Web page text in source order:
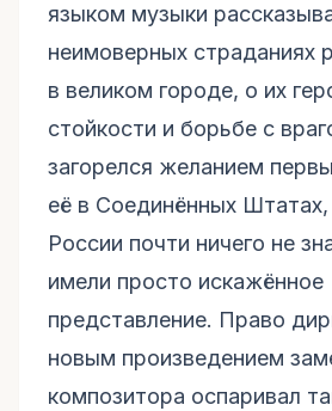
языком музыки
неимоверных страданиях
в великом городе, о их
стойкости и борьбе с
загорелся желанием
её в Соединённых Штатах,
России почти ничего не
имели просто искажённое
представление. Право
новым произведением
композитора оспаривал